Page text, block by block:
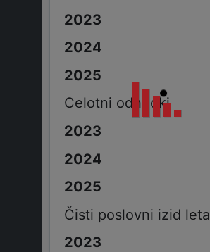
Celotni odhodki
Čisti poslovni izid leta